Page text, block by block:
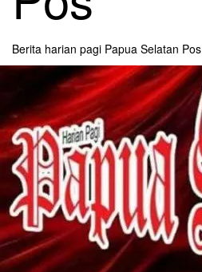
Berita harian pagi Papua Selatan Pos
Primary